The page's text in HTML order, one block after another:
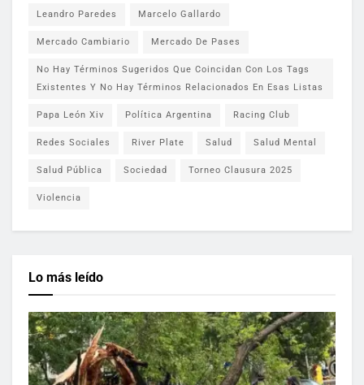
Leandro Paredes Marcelo Gallardo
Mercado Cambiario Mercado De Pases
No Hay Términos Sugeridos Que Coincidan Con Los Tags
Existentes Y No Hay Términos Relacionados En Esas Listas
Papa León Xiv Política Argentina Racing Club
Redes Sociales River Plate Salud Salud Mental
Salud Pública Sociedad Torneo Clausura 2025
Violencia
Lo más leído